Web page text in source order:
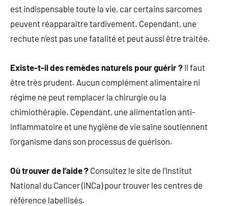
est indispensable toute la vie, car certains sarcomes
peuvent réapparaître tardivement. Cependant, une
rechute n’est pas une fatalité et peut aussi être traitée.
Existe-t-il des remèdes naturels pour guérir ? Il faut
être très prudent. Aucun complément alimentaire ni
régime ne peut remplacer la chirurgie ou la
chimiothérapie. Cependant, une alimentation anti-
inflammatoire et une hygiène de vie saine soutiennent
l’organisme dans son processus de guérison.
Où trouver de l’aide ? Consultez le site de l’Institut
National du Cancer (INCa) pour trouver les centres de
référence labellisés.